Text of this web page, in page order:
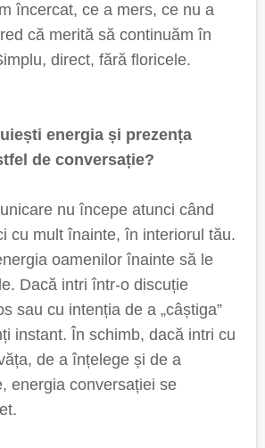
încercat, ce a mers, ce nu a
că merită să continuăm în
direct, fără floricele.
energia și prezența
de conversație?
nu începe atunci când
cu mult înainte, în interiorul tău.
oamenilor înainte să le
Dacă intri într-o discuție
sau cu intenția de a „câștiga”
instant. În schimb, dacă intri cu
de a înțelege și de a
energia conversației se